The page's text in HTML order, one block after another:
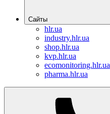
Сайты
hlr.ua
industry.hlr.ua
shop.hlr.ua
kvp.hlr.ua
ecomonitoring.hlr.ua
pharma.hlr.ua